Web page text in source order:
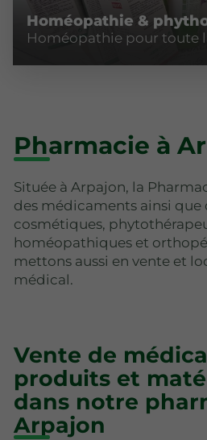
Homéopathie &
Homéopathie pour toute
Pharmacie à
Située à Arpajon, la
des médicaments ainsi que
cosmétiques,
homéopathiques et
mettons aussi en vente et
médical.
Vente de
produits et
dans notre
Arpajon